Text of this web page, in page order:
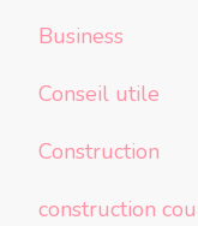
Business
Conseil utile
Construction
construction